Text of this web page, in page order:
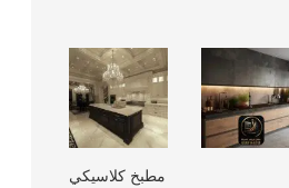
مطبخ كلاسيكي